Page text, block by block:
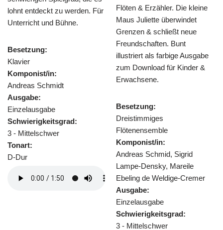
Für
Flöten & Erzähler. Die kleine
Maus Juliette überwindet
illustriert als farbige Ausgabe
zum Download für Kinder &
Besetzung:
Dreistimmiges
Flötenensemble
Komponist/in:
Ebeling de Weldige-Cremer
Arrangement von Heinz
Reichert wird die Melodie
kunstvoll variiert und
verziert.
Besetzung:
Trio für 2 Flöten und
Heinz Reichert
Ausgabe:
Einzelausgabe
Schwierigkeitsgrad:
3 - Mittelschwer
Tonart:
G-Dur